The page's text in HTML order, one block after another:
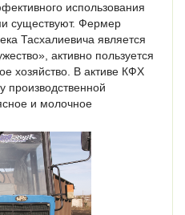
использования
существуют. Фермер
Тасхалиевича является
активно пользуется
хозяйство. В активе КФХ
производственной
и молочное